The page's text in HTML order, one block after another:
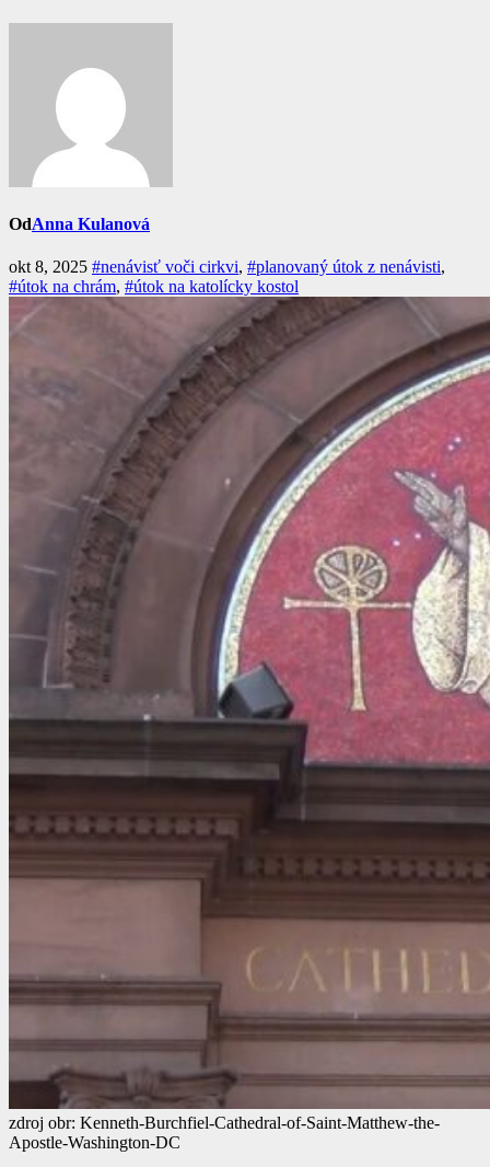
OdAnna Kulanová
okt 8, 2025 #nenávisť voči cirkvi, #planovaný útok z nenávisti,
#útok na chrám, #útok na katolícky kostol
zdroj obr: Kenneth-Burchfiel-Cathedral-of-Saint-Matthew-the-
Apostle-Washington-DC